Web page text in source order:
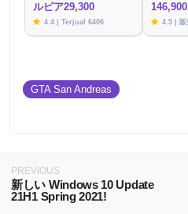
ルピア29,300
4.4 | Terjual 6406 4.5 | 販
GTA San Andreas
PREVIOUS
新しい Windows 10 Update
21H1 Spring 2021!